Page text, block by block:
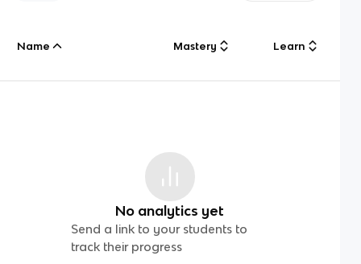
Name Mastery Learn
No analytics yet
Send a link to your students to
track their progress